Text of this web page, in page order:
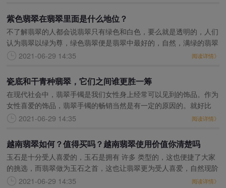
紫色翡翠在翡翠里面是什么地位？
不了解翡翠的人都会说翡翠只有绿色和白色，要么就是透明的，人们
认为翡翠以绿为尊，绿色翡翠便是翡翠中最好的，自然，满绿的翡翠
一般都是好的，但是这并不代表所有翡翠都是绿色就是好的，就好比
2021-06-29 14:35 阅读详情》
瓷底和干青种翡翠，它们之间谁更胜一筹
在现代社会中，翡翠手镯是我们女性身上经常可以见到的饰品。作为
女性喜爱的饰品，翡翠手镯的畅销当然是有一定的原因的。就好比
说，翡翠手镯有其圆润而又饱满的特性，就和中华女性的温婉气质可
2021-06-29 14:35 阅读详情》
越南翡翠如何？值得买吗？越南翡翠使用价值你清楚吗
玉石是十分受人喜爱的，玉石是拥有 许多 类型的，这也便捷了大家
的挑选，而翡翠做为玉石之首，这也让翡翠更为受人喜爱，自然现阶
段翡翠购买也是有很多事宜是必须留意的，那样才能够寻找更加高品
2021-06-29 14:35 阅读详情》